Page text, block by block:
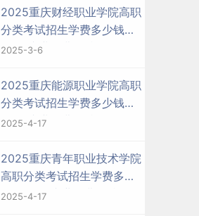
2025重庆财经职业学院高职
分类考试招生学费多少钱一
年-各专业收费标准
2025-3-6
2025重庆能源职业学院高职
分类考试招生学费多少钱一
年-各专业收费标准
2025-4-17
2025重庆青年职业技术学院
高职分类考试招生学费多少
钱一年-各专业收费标准
2025-4-17